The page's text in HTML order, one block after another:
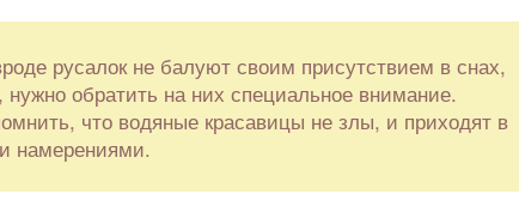
русалок не балуют своим присутствием в снах,
обратить на них специальное внимание.
что водяные красавицы не злы, и приходят в
намерениями.